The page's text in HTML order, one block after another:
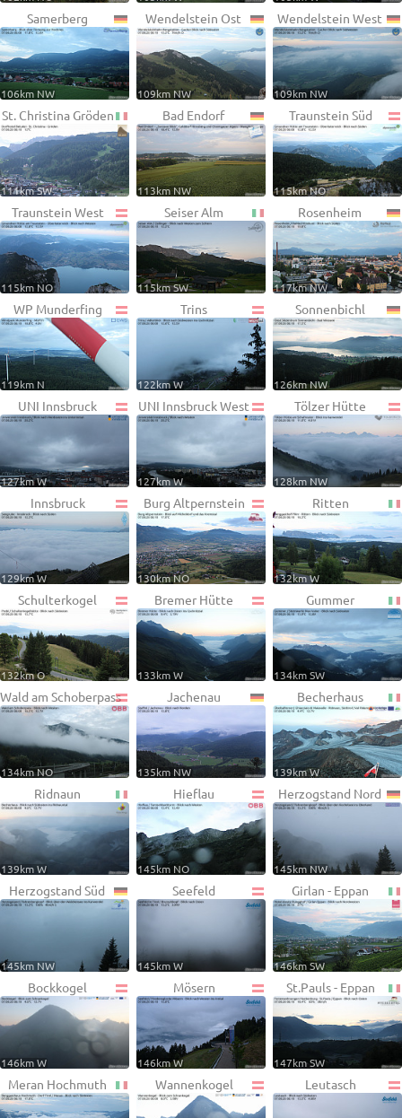
Samerberg
106km NW
Wendelstein Ost
109km NW
Wendelstein West
109km NW
St. Christina Gröden
111km SW
Bad Endorf
113km NW
Traunstein Süd
115km NO
Traunstein West
115km NO
Seiser Alm
115km SW
Rosenheim
117km NW
WP Munderfing
119km N
Trins
122km W
Sonnenbichl
126km NW
UNI Innsbruck
127km W
UNI Innsbruck West
127km W
Tölzer Hütte
128km NW
Innsbruck
129km W
Burg Altpernstein
130km NO
Ritten
132km W
Schulterkogel
132km O
Bremer Hütte
133km W
Gummer
134km SW
Wald am Schoberpass
134km NO
Jachenau
135km NW
Becherhaus
139km W
Ridnaun
139km W
Hieflau
145km NO
Herzogstand Nord
145km NW
Herzogstand Süd
145km NW
Seefeld
145km W
Girlan - Eppan
146km SW
Bockkogel
146km W
Mösern
146km W
St.Pauls - Eppan
147km SW
Meran Hochmuth Wannenkogel Leutasch